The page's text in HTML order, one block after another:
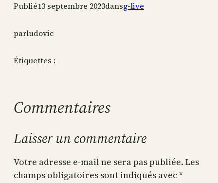
Publié13 septembre 2023dansg-live
parludovic
Étiquettes :
Commentaires
Laisser un commentaire
Votre adresse e-mail ne sera pas publiée. Les
champs obligatoires sont indiqués avec*